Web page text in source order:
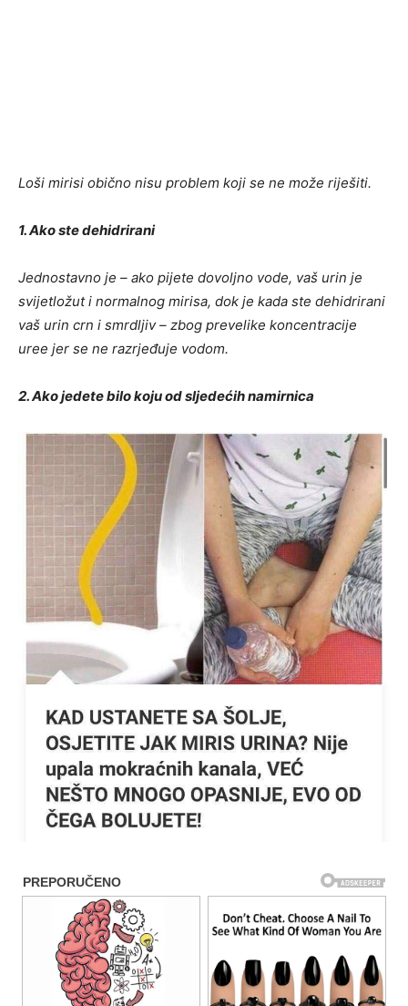
Loši mirisi obično nisu problem koji se ne može riješiti.
1. Ako ste dehidrirani
Jednostavno je – ako pijete dovoljno vode, vaš urin je
svijetložut i normalnog mirisa, dok je kada ste dehidrirani
vaš urin crn i smrdljiv – zbog prevelike koncentracije
uree jer se ne razrjeđuje vodom.
2. Ako jedete bilo koju od sljedećih namirnica